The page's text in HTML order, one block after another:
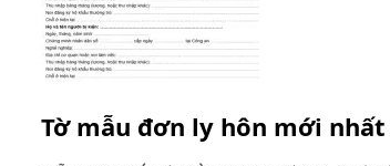
Tờ mẫu đơn ly hôn mới